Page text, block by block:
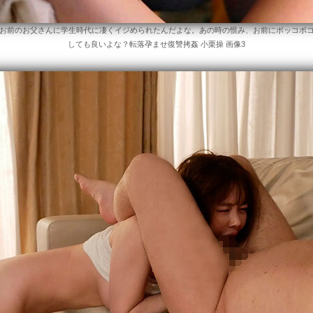
前のお父さんに学生時代に凄くイジめられたんだよな。あの時の恨み、お前にボッコボ
しても良いよな？転落孕ませ復讐拷姦 小栗操 画像3